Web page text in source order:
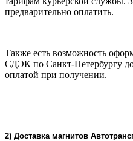
предварительно оплатить.
Также есть возможность
СДЭК по Санкт-Петербургу
оплатой при получении.
2) Доставка магнитов